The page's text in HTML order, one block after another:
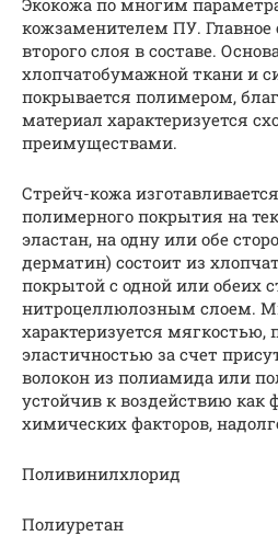
кожзаменителем ПУ. Главное
второго слоя в составе.
хлопчатобумажной ткани и
покрывается полимером,
материал характеризуется
преимуществами.
Стрейч-кожа
полимерного покрытия на
эластан, на одну или обе
дерматин) состоит из
покрытой с одной или обеих
нитроцеллюлозным слоем.
характеризуется мягкостью,
эластичностью за счет
волокон из полиамида или
устойчив к воздействию как
химических факторов,
Поливинилхлорид
Полиуретан